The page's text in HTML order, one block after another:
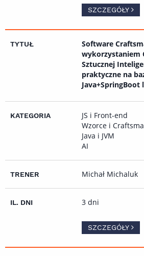
SZCZEGÓŁY
Software
wykorzystaniem
Sztucznej
praktyczne na
Java+SpringBoot
JS i Front-end
Wzorce i
Java i JVM
AI
Michał Michaluk
3 dni
SZCZEGÓŁY